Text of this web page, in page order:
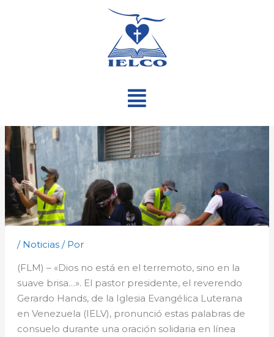
Menú
/ Noticias / Por
(FLM) – «Dios no está en el terremoto, sino en la
suave brisa…». El pastor presidente, el reverendo
Gerardo Hands, de la Iglesia Evangélica Luterana
en Venezuela (IELV), pronunció estas palabras de
consuelo durante una oración solidaria en línea